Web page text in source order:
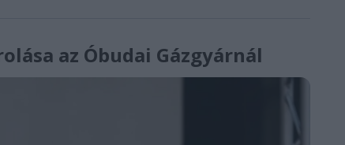
az Óbudai Gázgyárnál